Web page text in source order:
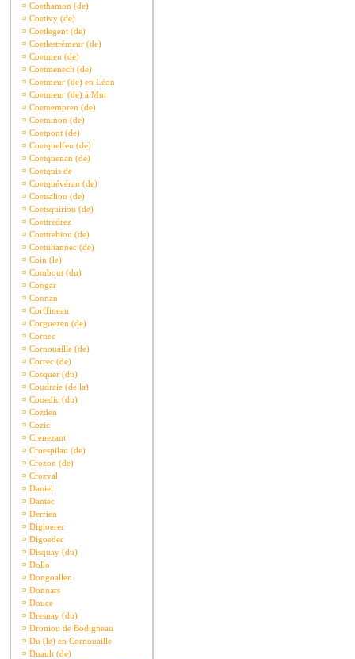
¤ Coethamon (de)
¤ Coetivy (de)
¤ Coetlegent (de)
¤ Coetlestrémeur (de)
¤ Coetmen (de)
¤ Coetmenech (de)
¤ Coetmeur (de) en Léon
¤ Coetmeur (de) à Mur
¤ Coetnempren (de)
¤ Coetninon (de)
¤ Coetpont (de)
¤ Coetquelfen (de)
¤ Coetquenan (de)
¤ Coetquis de
¤ Coetquévéran (de)
¤ Coetsaliou (de)
¤ Coetsquiriou (de)
¤ Coettredrez
¤ Coettrehiou (de)
¤ Coetuhannec (de)
¤ Coin (le)
¤ Combout (du)
¤ Congar
¤ Connan
¤ Corffineau
¤ Corguezen (de)
¤ Cornec
¤ Cornouaille (de)
¤ Correc (de)
¤ Cosquer (du)
¤ Coudraie (de la)
¤ Couedic (du)
¤ Cozden
¤ Cozic
¤ Crenezant
¤ Croespilau (de)
¤ Crozon (de)
¤ Crozval
¤ Daniel
¤ Dantec
¤ Derrien
¤ Digloerec
¤ Digoedec
¤ Disquay (du)
¤ Dollo
¤ Dongoallen
¤ Donnars
¤ Douce
¤ Dresnay (du)
¤ Droniou de Bodigneau
¤ Du (le) en Cornouaille
¤ Duault (de)